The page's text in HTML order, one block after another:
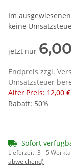
Im
keine
jetzt nur
Endpreis zzgl.
Umsatzsteuer
Alter Preis: 12,00 €
Rabatt: 50%
Sofort
Lieferzeit:3 - 5
abweichend)